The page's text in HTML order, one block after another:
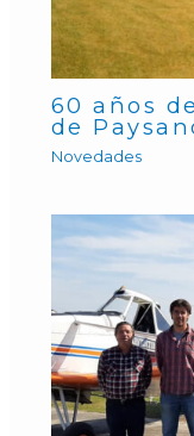
60 años
de
Novedades